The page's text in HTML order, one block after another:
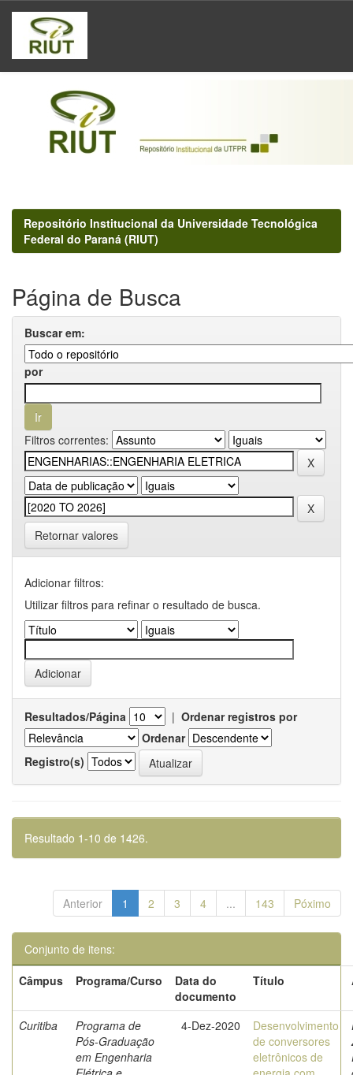
Skip
navigation
Repositório Institucional da Universidade Tecnológica
Federal do Paraná (RIUT)
Página de Busca
Buscar em:
por
Filtros correntes:
Retornar valores
Adicionar filtros:
Utilizar filtros para refinar o resultado de busca.
Resultados/Página | Ordenar registros por
Ordenar
Registro(s)
Resultado 1-10 de 1426.
Anterior 1 2 3 4 ... 143 Póximo
Conjunto de itens:
Câmpus
Programa/Curso
Data do
documento
Título
Curitiba
Programa de
Pós-Graduação
em Engenharia
4-Dez-2020
Desenvolvimento
de conversores
eletrônicos de